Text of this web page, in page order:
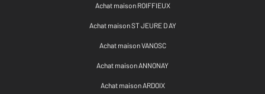
Achat maison ROIFFIEUX
Achat maison ST JEURE D AY
Achat maison VANOSC
Achat maison ANNONAY
Achat maison ARDOIX